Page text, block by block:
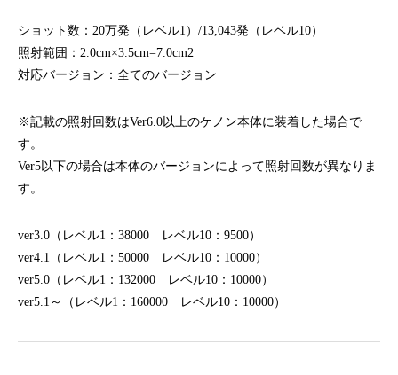
ショット数：20万発（レベル1）/13,043発（レベル10）
照射範囲：2.0cm×3.5cm=7.0cm2
対応バージョン：全てのバージョン
※記載の照射回数はVer6.0以上のケノン本体に装着した場合で
す。
Ver5以下の場合は本体のバージョンによって照射回数が異なりま
す。
ver3.0（レベル1：38000 レベル10：9500）
ver4.1（レベル1：50000 レベル10：10000）
ver5.0（レベル1：132000 レベル10：10000）
ver5.1～（レベル1：160000 レベル10：10000）